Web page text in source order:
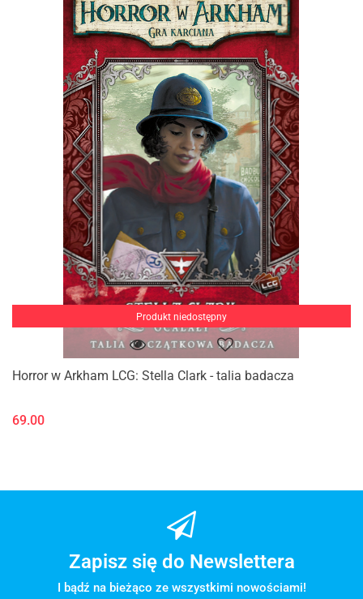
Produkt niedostępny
Horror w Arkham LCG: Stella Clark - talia badacza
69.00
Zapisz się do Newslettera
I bądź na bieżąco ze wszystkimi nowościami!